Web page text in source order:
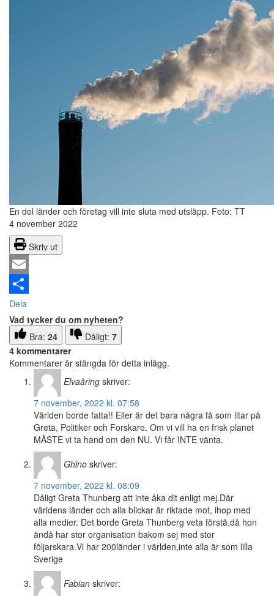
En del länder och företag vill inte sluta med utsläpp. Foto: TT
4 november 2022
Skriv ut
Email
Dela
Vad tycker du om nyheten?
Bra: 24 Dåligt: 7
4 kommentarer
Kommentarer är stängda för detta inlägg.
Elvaåring skriver:
7 november, 2022 kl. 07:58
Världen borde fatta!! Eller är det bara några få som litar på
Greta, Politiker och Forskare. Om vi vill ha en frisk planet
MÅSTE vi ta hand om den NU. Vi får INTE vänta.
Ghino skriver:
7 november, 2022 kl. 08:09
Dåligt Greta Thunberg att inte åka dit enligt mej.Där
världens länder och alla blickar är riktade mot, ihop med
alla medier. Det borde Greta Thunberg veta förstå,då hon
ändå har stor organisation bakom sej med stor
följarskara.Vi har 200länder i världen,inte alla är som lilla
Sverige
Fabian skriver: